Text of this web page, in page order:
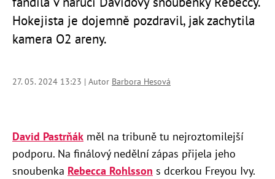
Hokejista je dojemně pozdravil, jak zachytila
kamera O2 areny.
27. 05. 2024 13:23 | Autor Barbora Hesová
David Pastrňák měl na tribuně tu nejroztomilejší
podporu. Na finálový nedělní zápas přijela jeho
snoubenka Rebecca Rohlsson s dcerkou Freyou Ivy.